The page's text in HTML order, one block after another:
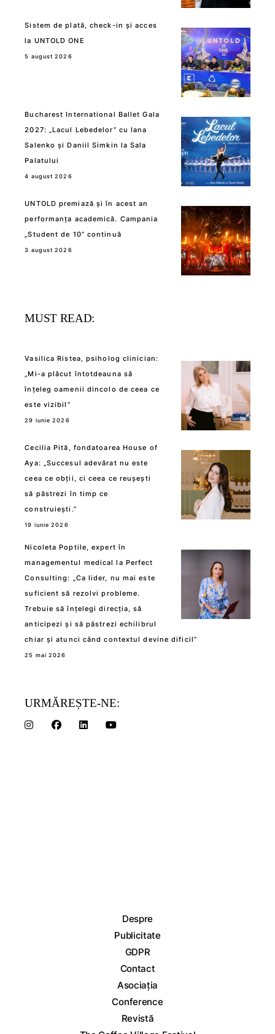
Sistem de plată, check-in și acces
la UNTOLD ONE
5 august 2026
Bucharest International Ballet Gala
2027: „Lacul Lebedelor” cu Iana
Salenko și Daniil Simkin la Sala
Palatului
4 august 2026
UNTOLD premiază și în acest an
performanța academică. Campania
„Student de 10” continuă
3 august 2026
MUST READ:
Vasilica Ristea, psiholog clinician:
„Mi-a plăcut întotdeauna să
înțeleg oamenii dincolo de ceea ce
este vizibil”
29 iunie 2026
Cecilia Pită, fondatoarea House of
Aya: „Succesul adevărat nu este
ceea ce obții, ci ceea ce reușești
să păstrezi în timp ce
construiești.”
19 iunie 2026
Nicoleta Poptile, expert în
managementul medical la Perfect
Consulting: „Ca lider, nu mai este
suficient să rezolvi probleme.
Trebuie să înțelegi direcția, să
anticipezi și să păstrezi echilibrul
chiar și atunci când contextul devine dificil”
25 mai 2026
URMĂREȘTE-NE:
Despre
Publicitate
GDPR
Contact
Asociația
Conference
Revistă